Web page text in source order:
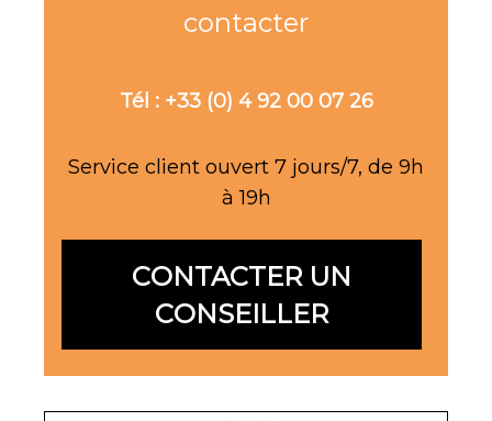
contacter
Tél : +33 (0) 4 92 00 07 26
Service client ouvert 7 jours/7, de 9h
à 19h
CONTACTER UN
CONSEILLER